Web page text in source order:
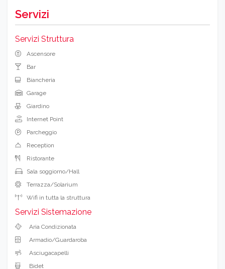
Servizi
Servizi Struttura
Ascensore
Bar
Biancheria
Garage
Giardino
Internet Point
Parcheggio
Reception
Ristorante
Sala soggiorno/Hall
Terrazza/Solarium
Wifi in tutta la struttura
Servizi Sistemazione
Aria Condizionata
Armadio/Guardaroba
Asciugacapelli
Bidet